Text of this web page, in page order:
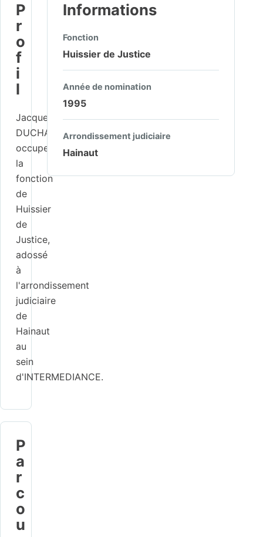
P
r
o
f
i
l
Jacqueline
DUCHATEAU
occupe
la
fonction
de
Huissier
de
Justice,
adossé
à
l'arrondissement
judiciaire
de
Hainaut
au
sein
d'INTERMEDIANCE.
P
a
r
c
o
u
Informations
Fonction
Huissier de Justice
Année de nomination
1995
Arrondissement judiciaire
Hainaut